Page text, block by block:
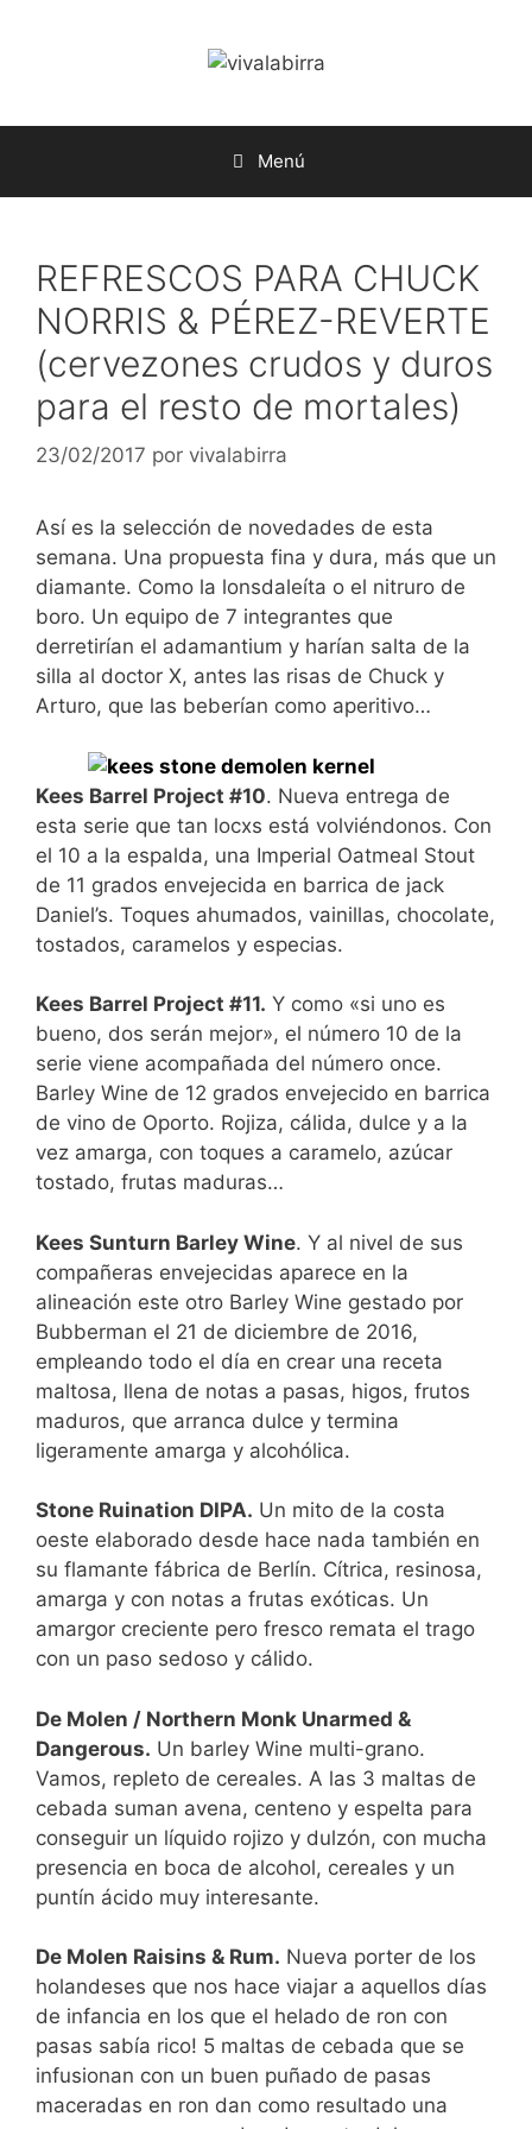
Menú
REFRESCOS PARA CHUCK
NORRIS & PÉREZ-REVERTE
(cervezones crudos y duros
para el resto de mortales)
23/02/2017 por vivalabirra
Así es la selección de novedades de esta
semana. Una propuesta fina y dura, más que un
diamante. Como la lonsdaleíta o el nitruro de
boro. Un equipo de 7 integrantes que
derretirían el adamantium y harían salta de la
silla al doctor X, antes las risas de Chuck y
Arturo, que las beberían como aperitivo…
Kees Barrel Project #10. Nueva entrega de
esta serie que tan locxs está volviéndonos. Con
el 10 a la espalda, una Imperial Oatmeal Stout
de 11 grados envejecida en barrica de jack
Daniel’s. Toques ahumados, vainillas, chocolate,
tostados, caramelos y especias.
Kees Barrel Project #11. Y como «si uno es
bueno, dos serán mejor», el número 10 de la
serie viene acompañada del número once.
Barley Wine de 12 grados envejecido en barrica
de vino de Oporto. Rojiza, cálida, dulce y a la
vez amarga, con toques a caramelo, azúcar
tostado, frutas maduras…
Kees Sunturn Barley Wine. Y al nivel de sus
compañeras envejecidas aparece en la
alineación este otro Barley Wine gestado por
Bubberman el 21 de diciembre de 2016,
empleando todo el día en crear una receta
maltosa, llena de notas a pasas, higos, frutos
maduros, que arranca dulce y termina
ligeramente amarga y alcohólica.
Stone Ruination DIPA. Un mito de la costa
oeste elaborado desde hace nada también en
su flamante fábrica de Berlín. Cítrica, resinosa,
amarga y con notas a frutas exóticas. Un
amargor creciente pero fresco remata el trago
con un paso sedoso y cálido.
De Molen / Northern Monk Unarmed &
Dangerous. Un barley Wine multi-grano.
Vamos, repleto de cereales. A las 3 maltas de
cebada suman avena, centeno y espelta para
conseguir un líquido rojizo y dulzón, con mucha
presencia en boca de alcohol, cereales y un
puntín ácido muy interesante.
De Molen Raisins & Rum. Nueva porter de los
holandeses que nos hace viajar a aquellos días
de infancia en los que el helado de ron con
pasas sabía rico! 5 maltas de cebada que se
infusionan con un buen puñado de pasas
maceradas en ron dan como resultado una